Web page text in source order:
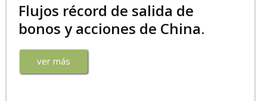
Flujos récord de salida de
bonos y acciones de China.
ver más